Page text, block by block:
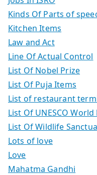
Kinds Of Parts of
Kitchen Items
Law and Act
Line Of Actual Control
List Of Nobel Prize
List Of Puja Items
List of restaurant
List Of UNESCO
List Of Wildlife
Lots of love
Love
Mahatma Gandhi